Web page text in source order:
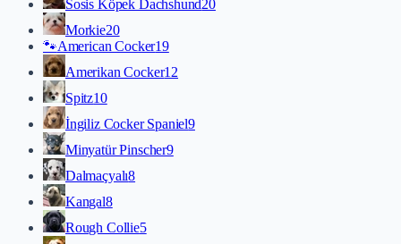
Sosis Köpek Dachshund20
Morkie20
🐾American Cocker19
Amerikan Cocker12
Spitz10
İngiliz Cocker Spaniel9
Minyatür Pinscher9
Dalmaçyalı8
Kangal8
Rough Collie5